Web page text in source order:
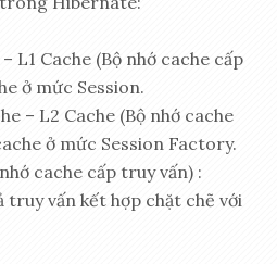
L1 Cache (Bộ nhớ cache cấp
ở mức Session.
– L2 Cache (Bộ nhớ cache
ở mức Session Factory.
cache cấp truy vấn) :
truy vấn kết hợp chặt chẽ với